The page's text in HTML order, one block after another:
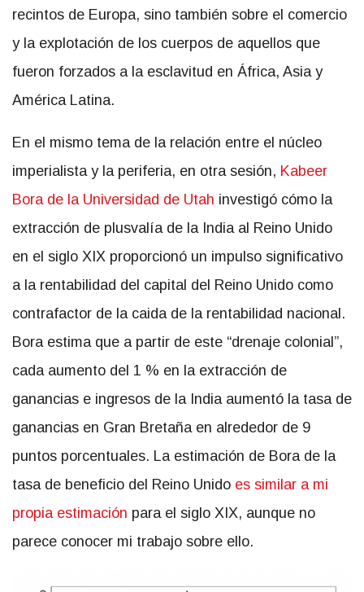
recintos de Europa, sino también sobre el comercio
y la explotación de los cuerpos de aquellos que
fueron forzados a la esclavitud en África, Asia y
América Latina.
En el mismo tema de la relación entre el núcleo
imperialista y la periferia, en otra sesión, Kabeer
Bora de la Universidad de Utah investigó cómo la
extracción de plusvalía de la India al Reino Unido
en el siglo XIX proporcionó un impulso significativo
a la rentabilidad del capital del Reino Unido como
contrafactor de la caida de la rentabilidad nacional.
Bora estima que a partir de este “drenaje colonial”,
cada aumento del 1 % en la extracción de
ganancias e ingresos de la India aumentó la tasa de
ganancias en Gran Bretaña en alrededor de 9
puntos porcentuales. La estimación de Bora de la
tasa de beneficio del Reino Unido es similar a mi
propia estimación para el siglo XIX, aunque no
parece conocer mi trabajo sobre ello.